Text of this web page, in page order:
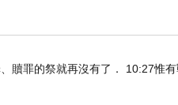
贖罪的祭就再沒有了． 10:27惟